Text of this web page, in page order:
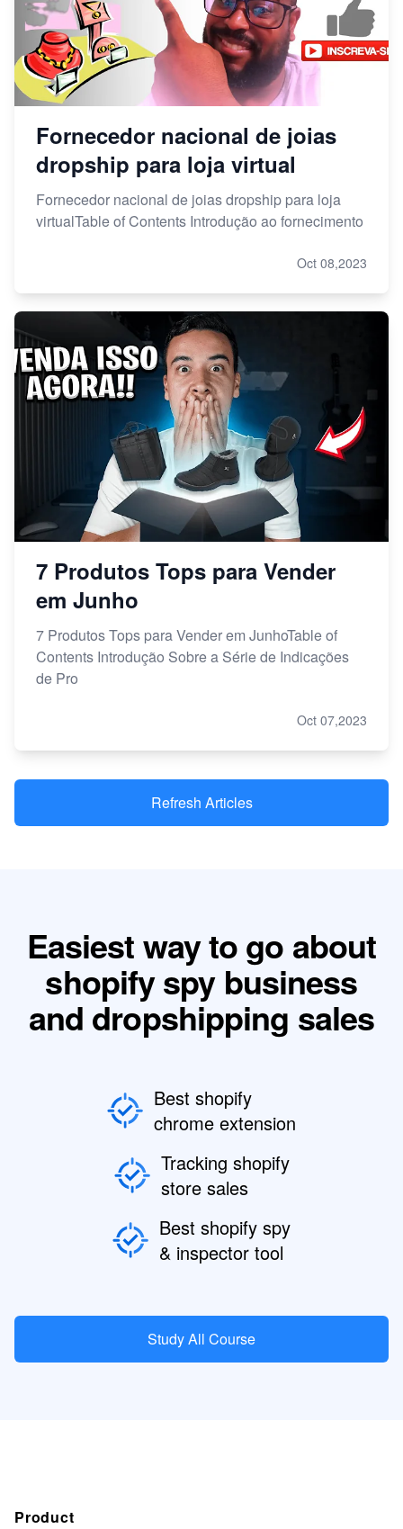
Fornecedor nacional de joias
dropship para loja virtual
Fornecedor nacional de joias dropship para loja
virtualTable of Contents Introdução ao fornecimento
Oct 08,2023
7 Produtos Tops para Vender
em Junho
7 Produtos Tops para Vender em JunhoTable of
Contents Introdução Sobre a Série de Indicações
de Pro
Oct 07,2023
Refresh Articles
Easiest way to go about
shopify spy business
and dropshipping sales
Best shopify
chrome extension
Tracking shopify
store sales
Best shopify spy
& inspector tool
Study All Course
Product